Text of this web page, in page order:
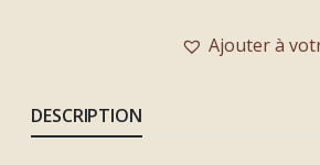
Ajouter à
DESCRIPTION